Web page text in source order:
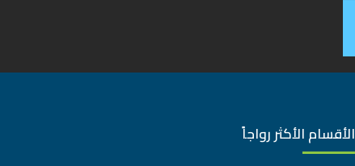
الأقسام الأكثر رواجاً